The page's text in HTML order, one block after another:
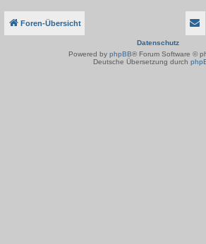
Foren-Übersicht
Datenschutz
Powered by phpBB® Forum Software ©
Deutsche Übersetzung durch